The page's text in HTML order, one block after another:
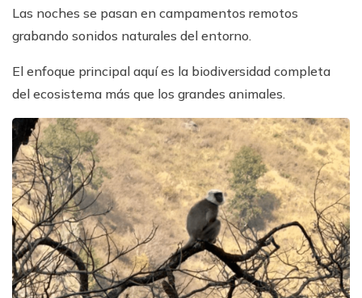
Las noches se pasan en campamentos remotos
grabando sonidos naturales del entorno.
El enfoque principal aquí es la biodiversidad completa
del ecosistema más que los grandes animales.